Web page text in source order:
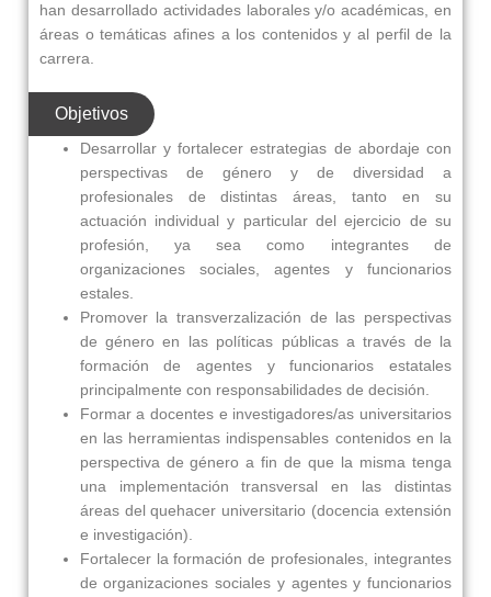
han desarrollado actividades laborales y/o académicas, en
áreas o temáticas afines a los contenidos y al perfil de la
carrera.
Objetivos
Desarrollar y fortalecer estrategias de abordaje con
perspectivas de género y de diversidad a
profesionales de distintas áreas, tanto en su
actuación individual y particular del ejercicio de su
profesión, ya sea como integrantes de
organizaciones sociales, agentes y funcionarios
estales.
Promover la transverzalización de las perspectivas
de género en las políticas públicas a través de la
formación de agentes y funcionarios estatales
principalmente con responsabilidades de decisión.
Formar a docentes e investigadores/as universitarios
en las herramientas indispensables contenidos en la
perspectiva de género a fin de que la misma tenga
una implementación transversal en las distintas
áreas del quehacer universitario (docencia extensión
e investigación).
Fortalecer la formación de profesionales, integrantes
de organizaciones sociales y agentes y funcionarios